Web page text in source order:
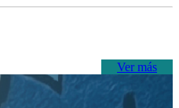
Ver más